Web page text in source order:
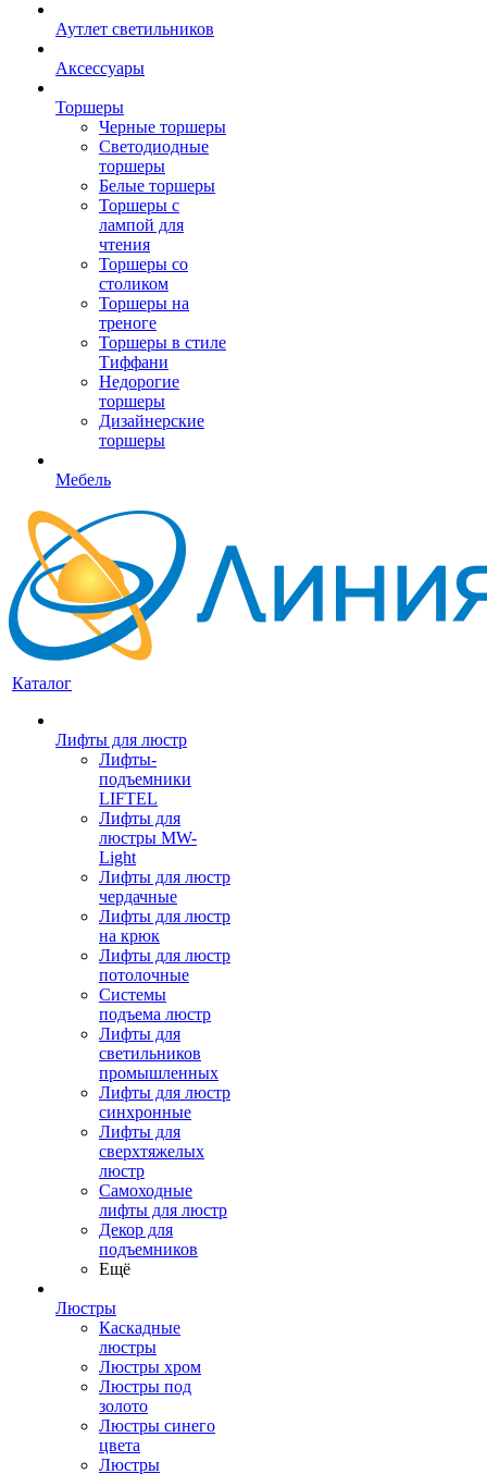
Аутлет светильников
Аксессуары
Торшеры
Черные торшеры
Светодиодные
торшеры
Белые торшеры
Торшеры с
лампой для
чтения
Торшеры со
столиком
Торшеры на
треноге
Торшеры в стиле
Тиффани
Недорогие
торшеры
Дизайнерские
торшеры
Мебель
Каталог
Лифты для люстр
Лифты-
подъемники
LIFTEL
Лифты для
люстры MW-
Light
Лифты для люстр
чердачные
Лифты для люстр
на крюк
Лифты для люстр
потолочные
Системы
подъема люстр
Лифты для
светильников
промышленных
Лифты для люстр
синхронные
Лифты для
сверхтяжелых
люстр
Самоходные
лифты для люстр
Декор для
подъемников
Ещё
Люстры
Каскадные
люстры
Люстры хром
Люстры под
золото
Люстры синего
цвета
Люстры